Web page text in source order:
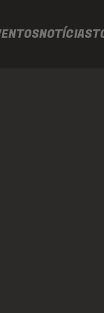
NOTÍCIAS